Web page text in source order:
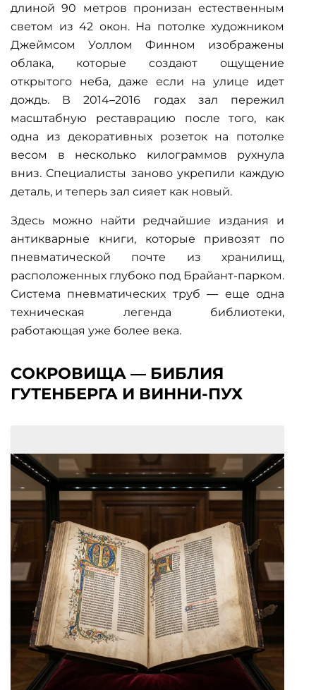
длиной 90 метров пронизан естественным
светом из 42 окон. На потолке художником
Джеймсом Уоллом Финном изображены
облака, которые создают ощущение
открытого неба, даже если на улице идет
дождь. В 2014–2016 годах зал пережил
масштабную реставрацию после того, как
одна из декоративных розеток на потолке
весом в несколько килограммов рухнула
вниз. Специалисты заново укрепили каждую
деталь, и теперь зал сияет как новый.
Здесь можно найти редчайшие издания и
антикварные книги, которые привозят по
пневматической почте из хранилищ,
расположенных глубоко под Брайант-парком.
Система пневматических труб — еще одна
техническая легенда библиотеки,
работающая уже более века.
СОКРОВИЩА — БИБЛИЯ
ГУТЕНБЕРГА И ВИННИ-ПУХ